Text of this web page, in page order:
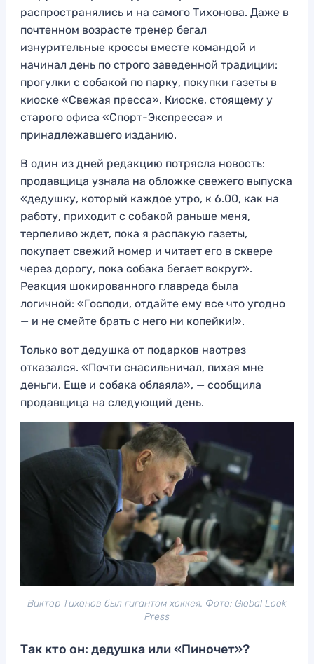
распространялись и на самого Тихонова. Даже в
почтенном возрасте тренер бегал
изнурительные кроссы вместе командой и
начинал день по строго заведенной традиции:
прогулки с собакой по парку, покупки газеты в
киоске «Свежая пресса». Киоске, стоящему у
старого офиса «Спорт-Экспресса» и
принадлежавшего изданию.
В один из дней редакцию потрясла новость:
продавщица узнала на обложке свежего выпуска
«дедушку, который каждое утро, к 6.00, как на
работу, приходит с собакой раньше меня,
терпеливо ждет, пока я распакую газеты,
покупает свежий номер и читает его в сквере
через дорогу, пока собака бегает вокруг».
Реакция шокированного главреда была
логичной: «Господи, отдайте ему все что угодно
— и не смейте брать с него ни копейки!».
Только вот дедушка от подарков наотрез
отказался. «Почти снасильничал, пихая мне
деньги. Еще и собака облаяла», — сообщила
продавщица на следующий день.
Виктор Тихонов был гигантом хоккея. Фото: Global Look
Press
Так кто он: дедушка или «Пиночет»?